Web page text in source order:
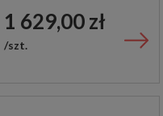
1 629,00 zł
szt.